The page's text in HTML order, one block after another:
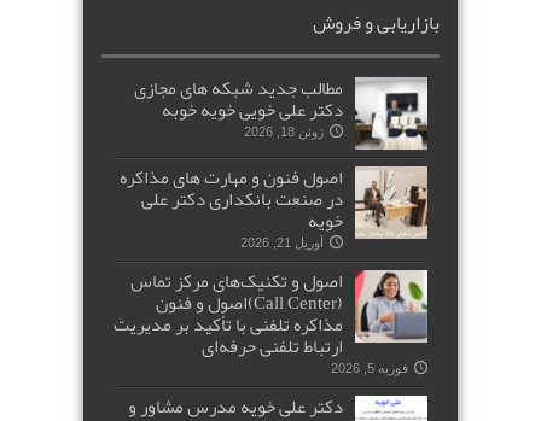
بازاریابی و فروش
مطالب جدید شبکه های مجازی
دکتر علی خویی خویه خوبه
ژوئن 18, 2026
اصول فنون و مهارت های مذاکره
در صنعت بانکداری دکتر علی
خویه
آوریل 21, 2026
اصول و تکنیک‌های مرکز تماس
(Call Center)اصول و فنون
مذاکره تلفنی با تأکید بر مدیریت
ارتباط تلفنی حرفه‌ای
فوریه 5, 2026
دکتر علی خویه مدرس مشاور و